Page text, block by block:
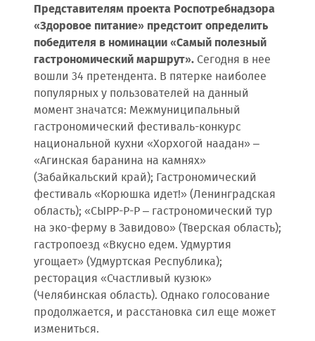
Представителям проекта Роcпотребнадзора
«Здоровое питание» предстоит определить
победителя в номинации «Самый полезный
гастрономический маршрут». Сегодня в нее
вошли 34 претендента. В пятерке наиболее
популярных у пользователей на данный
момент значатся: Межмуниципальный
гастрономический фестиваль-конкурс
национальной кухни «Хорхогой наадан» –
«Агинская баранина на камнях»
(Забайкальский край); Гастрономический
фестиваль «Корюшка идет!» (Ленинградская
область); «СЫРР-Р-Р – гастрономический тур
на эко-ферму в Завидово» (Тверская область);
гастропоезд «Вкусно едем. Удмуртия
угощает» (Удмуртская Республика);
ресторация «Счастливый кузюк»
(Челябинская область). Однако голосование
продолжается, и расстановка сил еще может
измениться.